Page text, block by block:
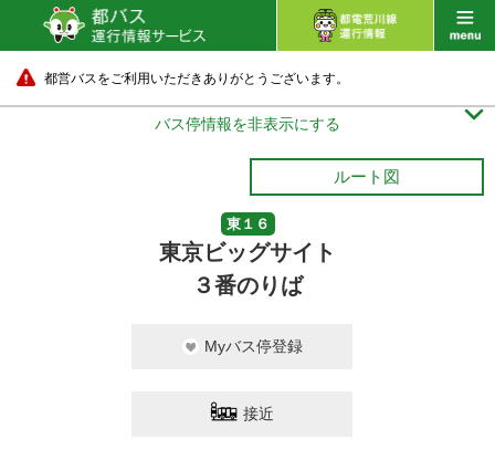
都営バスをご利用いただきありがとうございます。
バス停情報を非表示にする 
ルート図
東１６
東京ビッグサイト
３番のりば
Myバス停登録
接近